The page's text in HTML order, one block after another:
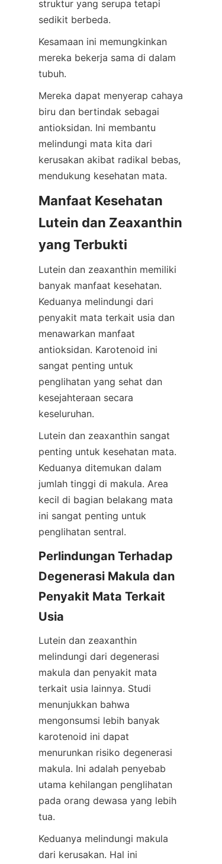
struktur yang serupa tetapi
sedikit berbeda.
Kesamaan ini memungkinkan
mereka bekerja sama di dalam
tubuh.
Mereka dapat menyerap cahaya
biru dan bertindak sebagai
antioksidan. Ini membantu
melindungi mata kita dari
kerusakan akibat radikal bebas,
mendukung kesehatan mata.
Manfaat Kesehatan
Lutein dan Zeaxanthin
yang Terbukti
Lutein dan zeaxanthin memiliki
banyak manfaat kesehatan.
Keduanya melindungi dari
penyakit mata terkait usia dan
menawarkan manfaat
antioksidan. Karotenoid ini
sangat penting untuk
penglihatan yang sehat dan
kesejahteraan secara
keseluruhan.
Lutein dan zeaxanthin sangat
penting untuk kesehatan mata.
Keduanya ditemukan dalam
jumlah tinggi di makula. Area
kecil di bagian belakang mata
ini sangat penting untuk
penglihatan sentral.
Perlindungan Terhadap
Degenerasi Makula dan
Penyakit Mata Terkait
Usia
Lutein dan zeaxanthin
melindungi dari degenerasi
makula dan penyakit mata
terkait usia lainnya. Studi
menunjukkan bahwa
mengonsumsi lebih banyak
karotenoid ini dapat
menurunkan risiko degenerasi
makula. Ini adalah penyebab
utama kehilangan penglihatan
pada orang dewasa yang lebih
tua.
Keduanya melindungi makula
dari kerusakan. Hal ini